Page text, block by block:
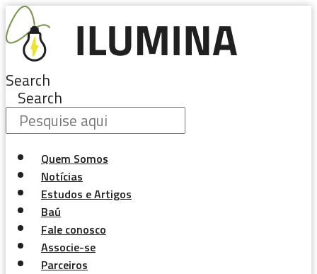
Pular
para
o
conteúdo
Search
Search
Quem Somos
Notícias
Estudos e Artigos
Baú
Fale conosco
Associe-se
Parceiros